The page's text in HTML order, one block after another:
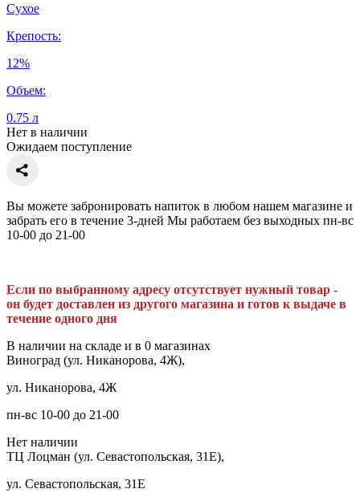
Сухое
Крепость:
12%
Объем:
0.75 л
Нет в наличии
Ожидаем поступление
Вы можете забронировать напиток в любом нашем магазине и
забрать его в течение 3-дней Мы работаем без выходных пн-вс
10-00 до 21-00
Если по выбранному адресу отсутствует нужный товар -
он будет доставлен из другого магазина и готов к выдаче в
течение одного дня
В наличии на складе и в 0 магазинах
Виноград (ул. Никанорова, 4Ж),
ул. Никанорова, 4Ж
пн-вс 10-00 до 21-00
Нет наличии
ТЦ Лоцман (ул. Севастопольская, 31Е),
ул. Севастопольская, 31Е